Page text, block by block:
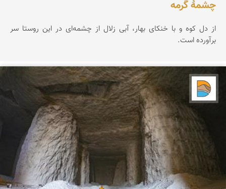
چشمۀ گرمه
از دل کوه و با خنکای بهار، آبی زلال از چشمه‌ای در این روستا سر
برآورده است.